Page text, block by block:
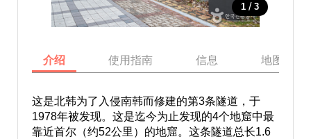
1 / 3
介绍 使用指南 信息 地图
这是北韩为了入侵南韩而修建的第3条隧道，于
1978年被发现。这是迄今为止发现的4个地窟中最
靠近首尔（约52公里）的地窟。这条隧道总长1.6